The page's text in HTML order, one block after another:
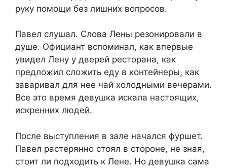
руку помощи без лишних вопросов.
Павел слушал. Слова Лены резонировали в
душе. Официант вспоминал, как впервые
увидел Лену у дверей ресторана, как
предложил сложить еду в контейнеры, как
заваривал для нее чай холодными вечерами.
Все это время девушка искала настоящих,
искренних людей.
После выступления в зале начался фуршет.
Павел растерянно стоял в стороне, не зная,
стоит ли подходить к Лене. Но девушка сама